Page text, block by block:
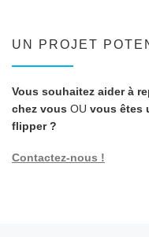
UN PROJET
Vous souhaitez aider à
chez vous OU vous êtes
flipper ?
Contactez-nous !